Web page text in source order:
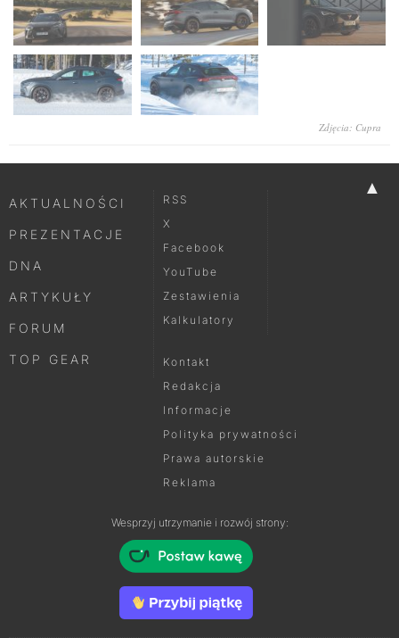
Zdjęcia: Cupra
▲
AKTUALNOŚCI
PREZENTACJE
DNA
ARTYKUŁY
FORUM
TOP GEAR
RSS
X
Facebook
YouTube
Zestawienia
Kalkulatory
Kontakt
Redakcja
Informacje
Polityka prywatności
Prawa autorskie
Reklama
Wesprzyj utrzymanie i rozwój strony: